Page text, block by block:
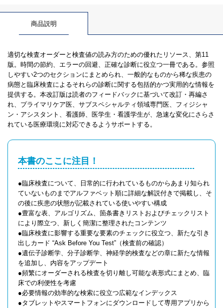
商品説明
適切な検査オーダーと検査値の読み方のための優れたリソース、第11
版。時間の節約、エラーの回避、正確な診断に役立つ一冊である。参照
しやすい2つのセクションにまとめられ、一般的なものから稀な疾患の
病態と臨床検査によるそれらの診断に関する包括的かつ実用的な情報を
提供する。本改訂版は読者のフィードバックに基づいて改訂・再編さ
れ、プライマリケア医、サブスペシャルティ領域専門医、フィジシャ
ン・アシスタント、看護師、医学生・看護学生が、急速な変化にさらさ
れている医療環境に対応できるようサポートする。
本書のここに注目！
●臨床検査について、日常的に行われているものからあまり知られ
ていないものまでアルファベット順に詳細な解説付きで掲載し、そ
の後に疾患の状態が記載されている使いやすい構成
●豊富な表、アルゴリズム、箇条書きリストおよびチェックリスト
により際立つ、新しく簡潔に整理されたコンテンツ
●臨床検査に影響する重要な要素のチェックに役立つ、新たな引き
出しカード “Ask Before You Test”（検査前の確認）
●遺伝子診断学、分子診断学、神経学的検査などの章に新たな情報
を追加し、内容をアップデート
●頻繁にオーダーされる検査を切り離し可能な表形式にまとめ、臨
床での利便性を考慮
●必要情報の効率的な検索に役立つ広範なインデックス
●タブレットやスマートフォンにダウンロードして専用アプリから